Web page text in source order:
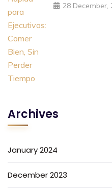
28 December,
Archives
January 2024
December 2023